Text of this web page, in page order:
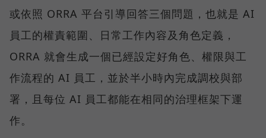
或依照 ORRA 平台引導回答三個問題，也就是 AI
員工的權責範圍、日常工作內容及角色定義，
ORRA 就會生成一個已經設定好角色、權限與工
作流程的 AI 員工，並於半小時內完成調校與部
署，且每位 AI 員工都能在相同的治理框架下運
作。